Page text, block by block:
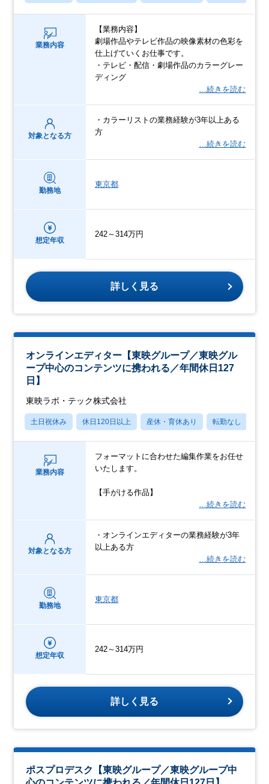
業務内容
【業務内容】
劇場作品やテレビ作品の映像素材の色彩を
仕上げていくお仕事です。
・テレビ・配信・劇場作品のカラーグレー
ディング
…続きを読む
対象となる方
・カラーリストの業務経験が3年以上ある
方
…続きを読む
勤務地
東京都
想定年収
242～314万円
詳しく見る
オンラインエディター【東映グループ／東映グル
ープ中心のコンテンツに携われる／年間休日127
日】
東映ラボ・テック株式会社
土日祝休み 休日120日以上 産休・育休あり 転勤なし
業務内容
フォーマットに合わせた編集作業をお任せ
いたします。
【手がける作品】
…続きを読む
対象となる方
・オンラインエディターの業務経験が3年
以上ある方
…続きを読む
勤務地
東京都
想定年収
242～314万円
詳しく見る
ポスプロデスク【東映グループ／東映グループ中